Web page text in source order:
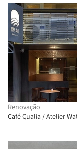
Renovação
Café Qualia / Atelier